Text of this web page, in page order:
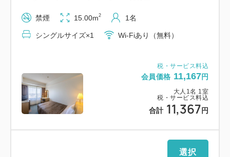
■和洋食ビュッフェのご案内
時間：6：30～9：30
場所：5F レストラン「カメリア」
・名物「ローストビーフ丼」
・朝から贅沢に「カニ雑炊」
あっさりとした中にも蟹の旨みが広がる、ちょっと
おろしそば、へしこ、厚揚げ煮、胡麻豆腐など、地
税・サービス料込
会員価格 11,167円
大人 1 名 1 室
税・サービス料込
合計 11,367 円
禁煙 15.00m2 1名
シングルサイズ×1 Wi-Fiあり（無料）
選択